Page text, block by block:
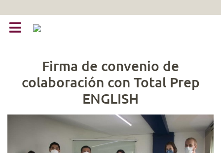
Firma de convenio de
colaboración con Total Prep
ENGLISH